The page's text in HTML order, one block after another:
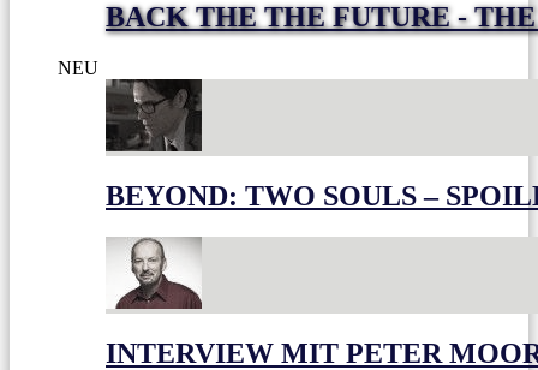
BACK THE THE FUTURE -
NEU
BEYOND: TWO SOULS –
INTERVIEW MIT PETER